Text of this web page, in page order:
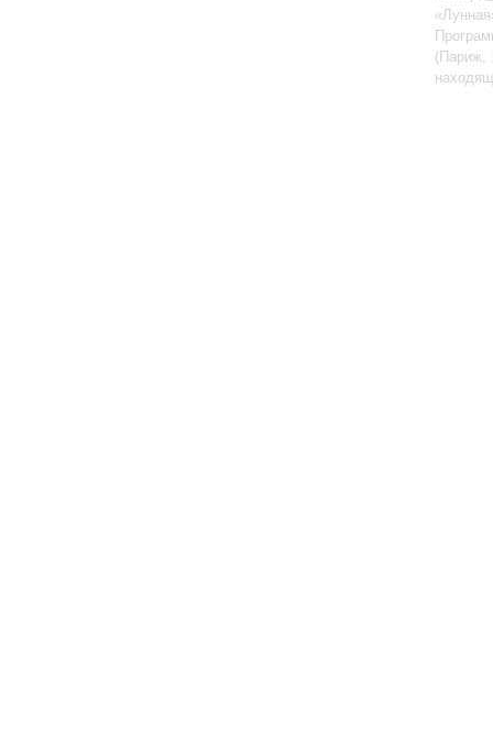
(Париж,